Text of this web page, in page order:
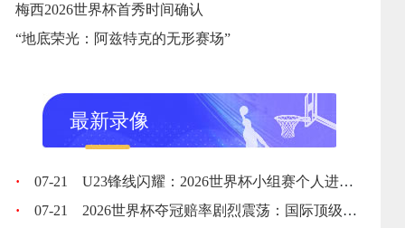
梅西2026世界杯首秀时间确认
“地底荣光：阿兹特克的无形赛场”
最新录像
· 07-21
U23锋线闪耀：2026世界杯小组赛个人进球全记录
·
07-21
2026世界杯夺冠赔率剧烈震荡：国际顶级机构最新榜单出炉